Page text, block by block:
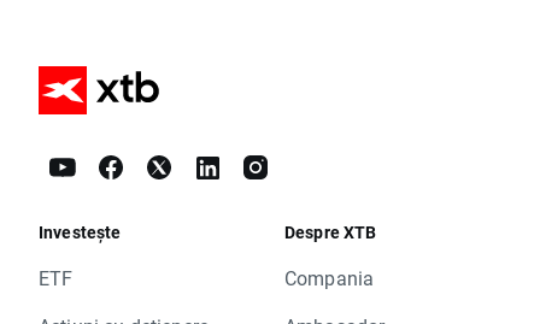
Investește
ETF
Despre XTB
Compania